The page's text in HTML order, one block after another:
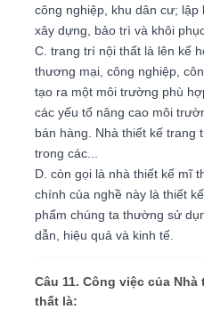
công nghiệp, khu dân cư; lập
xây dựng, bảo trì và khôi
C. trang trí nội thất là lên kế
thương mại, công nghiệp,
tạo ra một môi trường phù
các yếu tố nâng cao môi
bán hàng. Nhà thiết kế trang
trong các...
D. còn gọi là nhà thiết kế mĩ
chính của nghề này là thiết
phẩm chúng ta thường sử
dẫn, hiệu quả và kinh tế.
Câu 11. Công việc của
thất là: